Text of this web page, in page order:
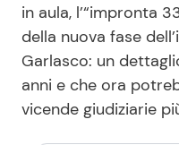
in aula, l’“impronta
della nuova fase
Garlasco: un
anni e che ora
vicende giudiziarie